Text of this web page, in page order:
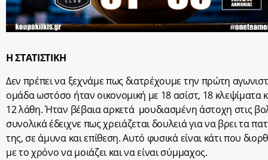
Η ΣΤΑΤΙΣΤΙΚΗ
Δεν πρέπει να ξεχνάμε πως διατρέχουμε την πρώτη
ομάδα ωστόσο ήταν οικονομική με 18 ασίστ, 18 κλεψίματα
12 λάθη. Ήταν βέβαια αρκετά μουδιασμένη άστοχη στις
συνολικά έδειχνε πως χρειάζεται δουλειά για να βρει τα
της, σε άμυνα και επίθεση. Αυτό φυσικά είναι κάτι που
με το χρόνο να μοιάζει και να είναι σύμμαχος.